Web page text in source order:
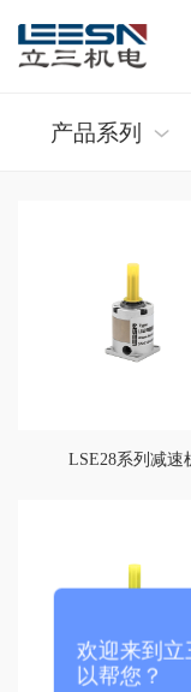
应用案例
人才招聘
联系我们
店铺链接
产品系列
LSE28系列减速
欢迎来到
以帮您？